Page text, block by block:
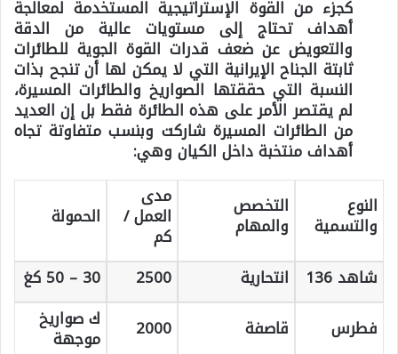
كجزء من القوة الإستراتيجية المستخدمة لمعالجة
أهداف تحتاج إلى مستويات عالية من الدقة
والتعويض عن ضعف قدرات القوة الجوية للطائرات
ثابتة الجناح الإيرانية التي لا يمكن لها أن تنجح بذات
النسبة التي حققتها الصواريخ والطائرات المسيرة،
لم يقتصر الأمر على هذه الطائرة فقط بل إن العديد
من الطائرات المسيرة شاركت وبنسب متفاوتة تجاه
أهداف منتخبة داخل الكيان وهي:
النوع
والتسمية
التخصص
والمهام
مدى
العمل /
كم
الحمولة
شاهد 136 انتحارية 2500
30 – 50 كغ
فطرس
قاصفة 2000 ك صواريخ
موجهة